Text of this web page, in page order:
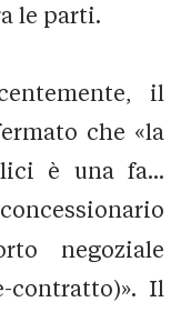
le parti.
il
che «la
è una fa...
negoziale
contratto)». Il